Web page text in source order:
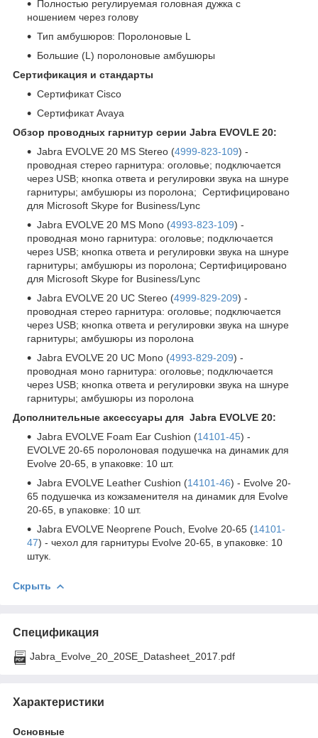
Полностью регулируемая головная дужка с
ношением через голову
Тип амбушюров: Поролоновые L
Большие (L) поролоновые амбушюры
Сертификация и стандарты
Сертификат Cisco
Сертификат Avaya
Обзор проводных гарнитур серии Jabra EVOVLE 20:
Jabra EVOLVE 20 MS Stereo (4999-823-109) -
проводная стерео гарнитура: оголовье; подключается
через USB; кнопка ответа и регулировки звука на шнуре
гарнитуры; амбушюры из поролона; Сертифицировано
для Microsoft Skype for Business/Lync
Jabra EVOLVE 20 MS Mono (4993-823-109) -
проводная моно гарнитура: оголовье; подключается
через USB; кнопка ответа и регулировки звука на шнуре
гарнитуры; амбушюры из поролона; Сертифицировано
для Microsoft Skype for Business/Lync
Jabra EVOLVE 20 UC Stereo (4999-829-209) -
проводная стерео гарнитура: оголовье; подключается
через USB; кнопка ответа и регулировки звука на шнуре
гарнитуры; амбушюры из поролона
Jabra EVOLVE 20 UC Mono (4993-829-209) -
проводная моно гарнитура: оголовье; подключается
через USB; кнопка ответа и регулировки звука на шнуре
гарнитуры; амбушюры из поролона
Дополнительные аксессуары для Jabra EVOLVE 20:
Jabra EVOLVE Foam Ear Cushion (14101-45) -
EVOLVE 20-65 поролоновая подушечка на динамик для
Evolve 20-65, в упаковке: 10 шт.
Jabra EVOLVE Leather Cushion (14101-46) - Evolve 20-
65 подушечка из кожзаменителя на динамик для Evolve
20-65, в упаковке: 10 шт.
Jabra EVOLVE Neoprene Pouch, Evolve 20-65 (14101-
47) - чехол для гарнитуры Evolve 20-65, в упаковке: 10
штук.
Скрыть
Спецификация
Jabra_Evolve_20_20SE_Datasheet_2017.pdf
Характеристики
Основные